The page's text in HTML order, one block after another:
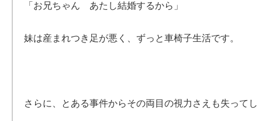
「お兄ちゃん あたし結婚するから」
妹は産まれつき足が悪く、ずっと車椅子生活です。
さらに、とある事件からその両目の視力さえも失ってし